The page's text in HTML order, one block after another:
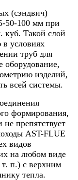
(сэндвич)
50-100 мм при
куб. Такой слой
условиях
труб для
оборудование,
изделий,
всей системы.
формирования,
препятствует
AST-FLUE
видов
на любом виде
т. п.) с верхним
тепла.